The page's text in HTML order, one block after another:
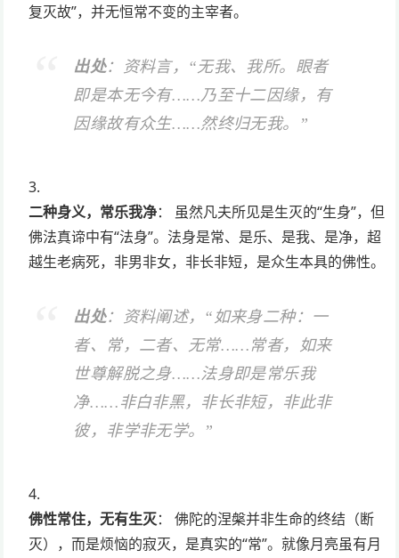
复灭故”，并无恒常不变的主宰者。
出处：资料言，“无我、我所。眼者
即是本无今有……乃至十二因缘，有
因缘故有众生……然终归无我。”
二种身义，常乐我净： 虽然凡夫所见是生灭的“生身”，但
佛法真谛中有“法身”。法身是常、是乐、是我、是净，超
越生老病死，非男非女，非长非短，是众生本具的佛性。
出处：资料阐述，“如来身二种：一
者、常，二者、无常……常者，如来
世尊解脱之身……法身即是常乐我
净……非白非黑，非长非短，非此非
彼，非学非无学。”
佛性常住，无有生灭： 佛陀的涅槃并非生命的终结（断
灭），而是烦恼的寂灭，是真实的“常”。就像月亮虽有月